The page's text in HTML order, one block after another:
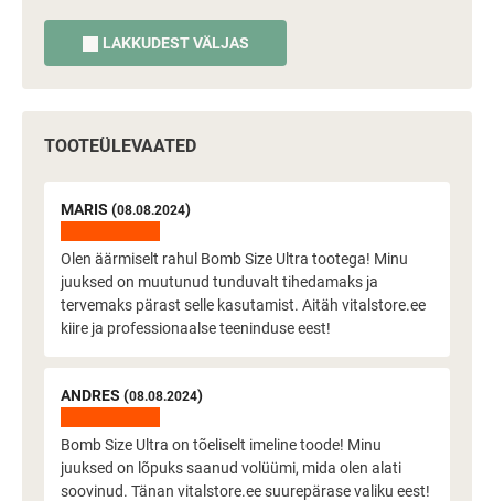
LAKKUDEST VÄLJAS
TOOTEÜLEVAATED
MARIS (08.08.2024)
Olen äärmiselt rahul Bomb Size Ultra tootega! Minu
juuksed on muutunud tunduvalt tihedamaks ja
tervemaks pärast selle kasutamist. Aitäh vitalstore.ee
kiire ja professionaalse teeninduse eest!
ANDRES (08.08.2024)
Bomb Size Ultra on tõeliselt imeline toode! Minu
juuksed on lõpuks saanud volüümi, mida olen alati
soovinud. Tänan vitalstore.ee suurepärase valiku eest!